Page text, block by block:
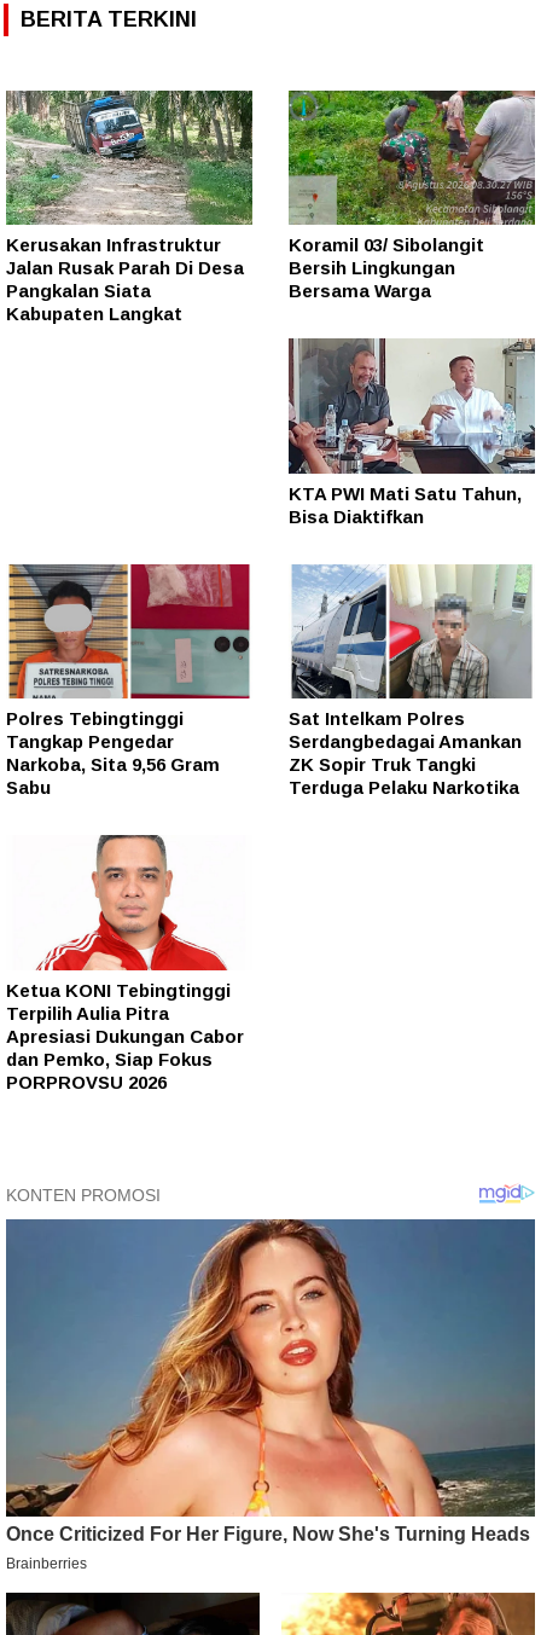
BERITA TERKINI
Kerusakan Infrastruktur
Jalan Rusak Parah Di Desa
Pangkalan Siata
Kabupaten Langkat
Koramil 03/ Sibolangit
Bersih Lingkungan
Bersama Warga
KTA PWI Mati Satu Tahun,
Bisa Diaktifkan
Polres Tebingtinggi
Tangkap Pengedar
Narkoba, Sita 9,56 Gram
Sabu
Sat Intelkam Polres
Serdangbedagai Amankan
ZK Sopir Truk Tangki
Terduga Pelaku Narkotika
Ketua KONI Tebingtinggi
Terpilih Aulia Pitra
Apresiasi Dukungan Cabor
dan Pemko, Siap Fokus
PORPROVSU 2026